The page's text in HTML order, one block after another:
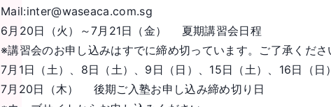
Mail:inter@waseaca.com.sg
6月20日（火）～7月21日（金） 夏期講習会日程
※講習会のお申し込みはすでに締め切っています。ご了承くださ
7月1日（土）、8日（土）、9日（日）、15日（土）、16日（
7月20日（木） 後期ご入塾お申し込み締め切り日